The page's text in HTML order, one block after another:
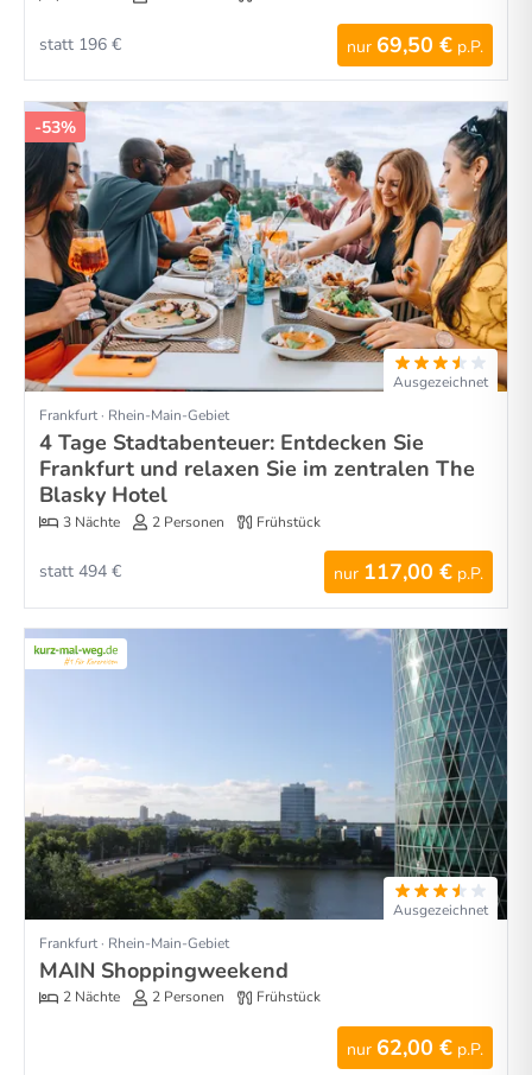
nur 69,50 € p.P.
statt 196 €
-53%
Ausgezeichnet
Frankfurt · Rhein-Main-Gebiet
4 Tage Stadtabenteuer: Entdecken Sie
Frankfurt und relaxen Sie im zentralen The
Blasky Hotel
3 Nächte 2 Personen Frühstück
nur 117,00 € p.P.
statt 494 €
Ausgezeichnet
Frankfurt · Rhein-Main-Gebiet
MAIN Shoppingweekend
2 Nächte 2 Personen Frühstück
nur 62,00 € p.P.